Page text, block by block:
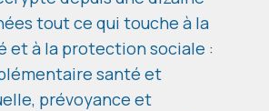
tout ce qui touche à la
et à la protection sociale :
santé et
prévoyance et